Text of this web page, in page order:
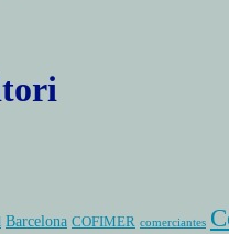
Barcelona COFIMER comerciantes